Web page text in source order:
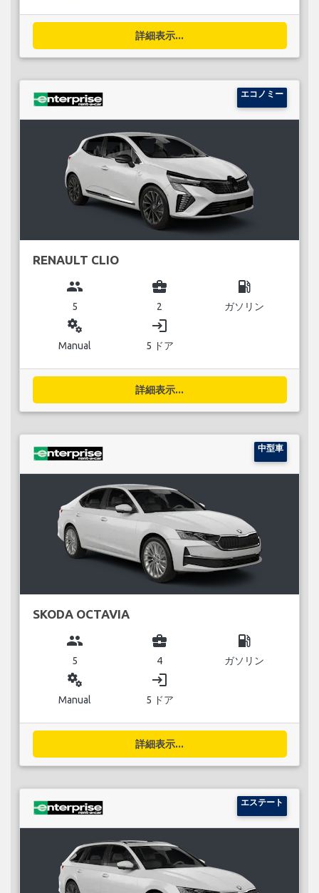
詳細表示...
エコノミー
RENAULT CLIO
group
5
business_center
2
local_gas_station
ガソリン
miscellaneous_services
Manual
login
5 ドア
詳細表示...
中型車
SKODA OCTAVIA
group
5
business_center
4
local_gas_station
ガソリン
miscellaneous_services
Manual
login
5 ドア
詳細表示...
エステート